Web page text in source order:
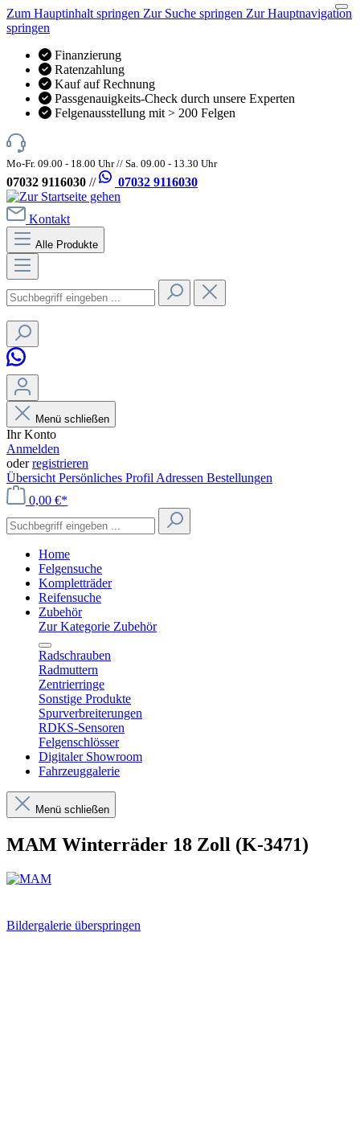
Zum Hauptinhalt springen Zur Suche springen Zur Hauptnavigation
springen
Finanzierung
Ratenzahlung
Kauf auf Rechnung
Passgenauigkeits-Check durch unsere Experten
Felgenausstellung mit > 200 Felgen
Mo-Fr. 09.00 - 18.00 Uhr // Sa. 09.00 - 13.30 Uhr
07032 9116030 // 07032 9116030
Kontakt
Alle Produkte
Menü schließen
Ihr Konto
Anmelden
oderregistrieren
Übersicht Persönliches Profil Adressen Bestellungen
0,00 €*
Home
Felgensuche
Kompletträder
Reifensuche
Zubehör
Zur Kategorie Zubehör
Radschrauben
Radmuttern
Zentrierringe
Sonstige Produkte
Spurverbreiterungen
RDKS-Sensoren
Felgenschlösser
Digitaler Showroom
Fahrzeuggalerie
Menü schließen
MAM Winterräder 18 Zoll (K-3471)
Bildergalerie überspringen